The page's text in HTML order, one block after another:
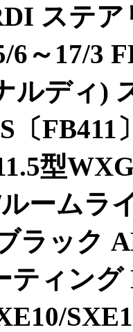
ステ
6～17/3
ルディ)
〔
型
ームラ
ラック
ティン